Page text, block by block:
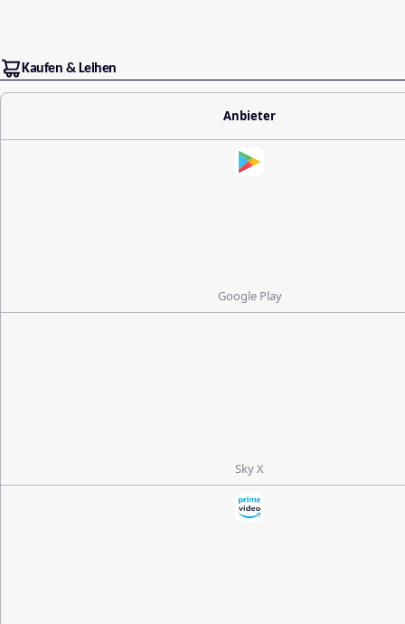
Kaufen & Leihen
Anbieter
Google Play
Sky X